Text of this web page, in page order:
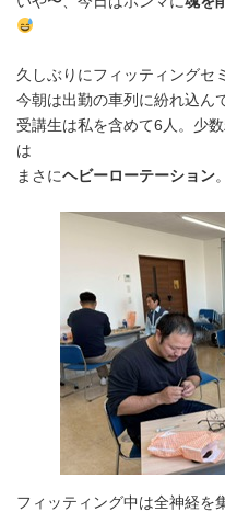
久しぶりにフィッティングセ
今朝は出勤の車列に紛れ込ん
受講生は私を含めて6人。少
は
まさにヘビーローテーション。
フィッティング中は全神経を